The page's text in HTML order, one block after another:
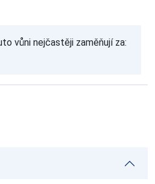
vůni nejčastěji zaměňují za: